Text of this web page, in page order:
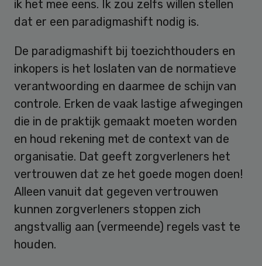
ik het mee eens. Ik zou zelfs willen stellen
dat er een paradigmashift nodig is.
De paradigmashift bij toezichthouders en
inkopers is het loslaten van de normatieve
verantwoording en daarmee de schijn van
controle. Erken de vaak lastige afwegingen
die in de praktijk gemaakt moeten worden
en houd rekening met de context van de
organisatie. Dat geeft zorgverleners het
vertrouwen dat ze het goede mogen doen!
Alleen vanuit dat gegeven vertrouwen
kunnen zorgverleners stoppen zich
angstvallig aan (vermeende) regels vast te
houden.